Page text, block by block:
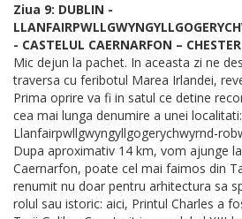
Ziua 9: DUBLIN -
- CASTELUL CAERNARFON –
Mic dejun la pachet. In aceasta zi ne
traversa cu feribotul Marea Irlandei,
Prima oprire va fi in satul ce detine
cea mai lunga denumire a unei localitati:
Llanfairpwllgwyngyllgogerychwyrnd-
Dupa aproximativ 14 km, vom ajunge
Caernarfon, poate cel mai faimos din
renumit nu doar pentru arhitectura sa
rolul sau istoric: aici, Printul Charles a